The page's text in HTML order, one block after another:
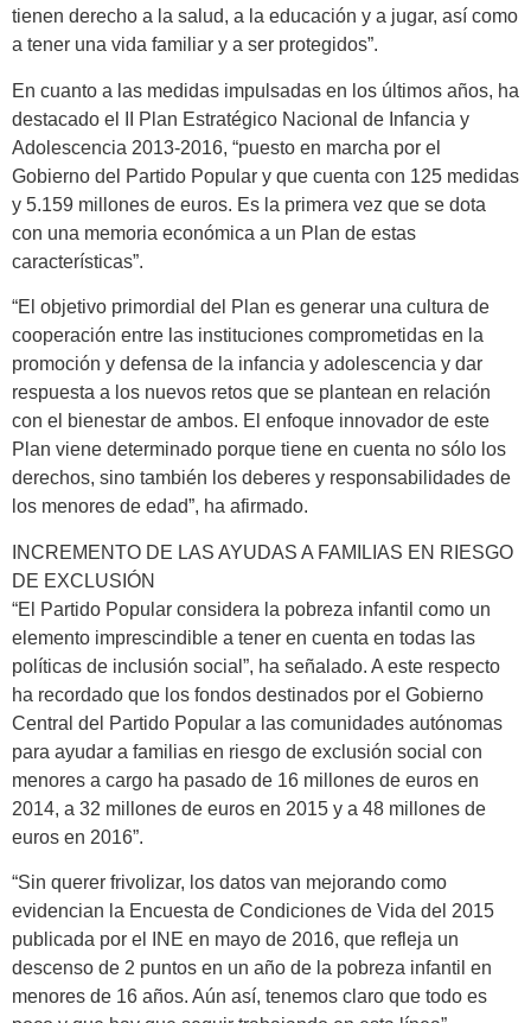
tienen derecho a la salud, a la educación y a jugar, así como
a tener una vida familiar y a ser protegidos”.
En cuanto a las medidas impulsadas en los últimos años, ha
destacado el II Plan Estratégico Nacional de Infancia y
Adolescencia 2013-2016, “puesto en marcha por el
Gobierno del Partido Popular y que cuenta con 125 medidas
y 5.159 millones de euros. Es la primera vez que se dota
con una memoria económica a un Plan de estas
características”.
“El objetivo primordial del Plan es generar una cultura de
cooperación entre las instituciones comprometidas en la
promoción y defensa de la infancia y adolescencia y dar
respuesta a los nuevos retos que se plantean en relación
con el bienestar de ambos. El enfoque innovador de este
Plan viene determinado porque tiene en cuenta no sólo los
derechos, sino también los deberes y responsabilidades de
los menores de edad”, ha afirmado.
INCREMENTO DE LAS AYUDAS A FAMILIAS EN RIESGO
DE EXCLUSIÓN
“El Partido Popular considera la pobreza infantil como un
elemento imprescindible a tener en cuenta en todas las
políticas de inclusión social”, ha señalado. A este respecto
ha recordado que los fondos destinados por el Gobierno
Central del Partido Popular a las comunidades autónomas
para ayudar a familias en riesgo de exclusión social con
menores a cargo ha pasado de 16 millones de euros en
2014, a 32 millones de euros en 2015 y a 48 millones de
euros en 2016”.
“Sin querer frivolizar, los datos van mejorando como
evidencian la Encuesta de Condiciones de Vida del 2015
publicada por el INE en mayo de 2016, que refleja un
descenso de 2 puntos en un año de la pobreza infantil en
menores de 16 años. Aún así, tenemos claro que todo es